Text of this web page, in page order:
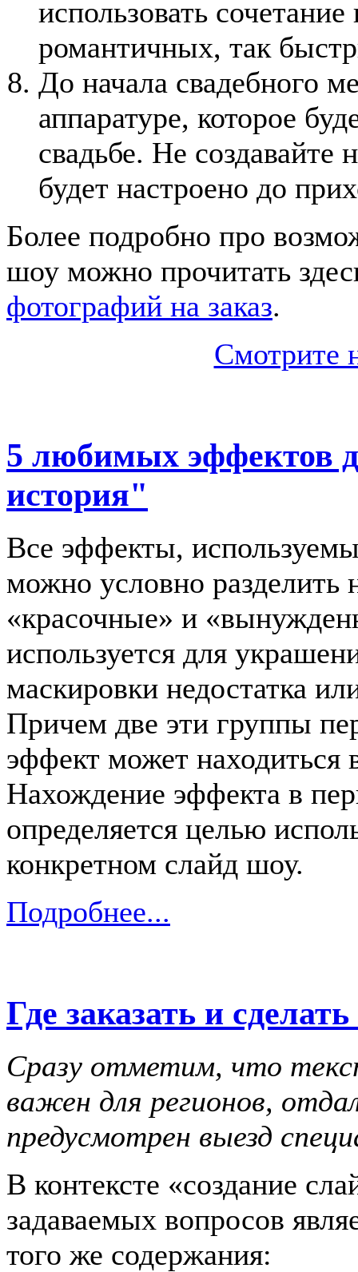
использовать
романтичных, так
До начала свадебного
аппаратуре, которое
свадьбе. Не создавайте
будет настроено до
Более подробно про
шоу можно прочитать
фотографий на заказ.
Смотрите
5 любимых эффектов
история"
Все эффекты,
можно условно
«красочные» и
используется для
маскировки недостатка
Причем две эти группы
эффект может находиться
Нахождение эффекта в
определяется целью
конкретном слайд шоу.
Подробнее...
Где заказать и
Сразу отметим, что
важен для регионов,
предусмотрен выезд
В контексте «создание
задаваемых вопросов
того же содержания: